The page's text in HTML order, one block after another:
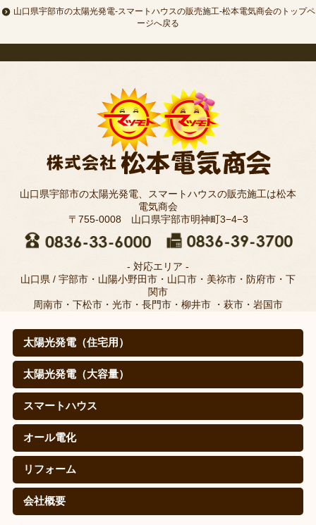
山口県宇部市の太陽光発電-スマートハウスの販売施工-松本電気商会のトップペ
ージへ戻る
山口県宇部市の太陽光発電、スマートハウスの販売施工は松本
電気商会
〒755-0008 山口県宇部市明神町3−4−3
- 対応エリア -
山口県 / 宇部市・山陽小野田市・山口市・美祢市・防府市・下
関市
周南市・下松市・光市・長門市・柳井市 ・萩市・岩国市
太陽光発電（住宅用）
太陽光発電（住宅用）
太陽光発電の仕組みは？
取扱メーカー
職人のこだわり(松本電気商会のこだわり)
施工例
寄棟屋根の皆さま
価格
導入効果（㊙真実データ）
太陽光発電（大容量）
太陽光発電（大容量）
シャープを選ぶ理由
施工実績
スマートハウス
スマートハウス
蓄電池（自給自足スタイル）
EV・PHEV(PHV)車充電システム
オール電化
オール電化
エコキュート
IHクッキングヒーター
リフォーム
リフォーム
会社概要